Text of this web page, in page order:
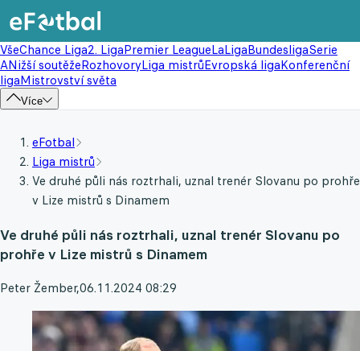
VšeChance Liga2. LigaPremier LeagueLaLigaBundesligaSerie
ANižší soutěžeRozhovoryLiga mistrůEvropská ligaKonferenční
ligaMistrovství světa
Více
eFotbal
Liga mistrů
Ve druhé půli nás roztrhali, uznal trenér Slovanu po prohře
v Lize mistrů s Dinamem
Ve druhé půli nás roztrhali, uznal trenér Slovanu po
prohře v Lize mistrů s Dinamem
Peter Žember,06.11.2024 08:29